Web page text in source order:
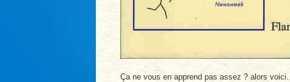
Ça ne vous en apprend pas assez ? alors voici...